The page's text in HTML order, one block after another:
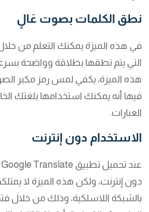
نطق الكلمات بصوت عَالٍ
في هذه الميزة يمكنك التعلم من خلال
التي يتم نطقها بطلاقة وواضحة
هذه الميزة، يكفي لمس رمز مكبر
فيها أنه يمكنك استخدامها بلغتك
العبارات.
الاستخدام دون إنترنت
دون إنترنت، ولكن هذه الميزة لا
بالشبكة اللاسلكية، وذلك من خلال